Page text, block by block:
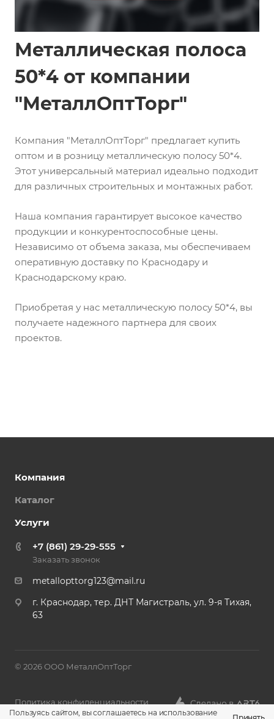
Металлическая полоса
50*4 от компании
"МеталлОптТорг"
Компания "МеталлОптТорг" предлагает купить
оптом и в розницу металлическую полосу 50*4.
Этот универсальный материал идеально подходит
для различных строительных и монтажных работ.
Наша компания гарантирует высокое качество
продукции и конкурентоспособные цены.
Независимо от объема заказа, мы обеспечиваем
оперативную доставку по Краснодару и
Краснодарскому краю.
Приобретая у нас металлическую полосу 50*4, вы
получаете надежного партнера для своих
проектов.
Компания
Каталог
Услуги
+7 (861) 29-29-555
Заказать звонок
metallopttorg123@mail.ru
г. Краснодар, тер. ДНТ Магистраль, ул. 9-я Тихая,
63
© 2026 ООО МеталлОптТорг
Политика конфиденциальности
Пользуясь сайтом, вы соглашаетесь на использование